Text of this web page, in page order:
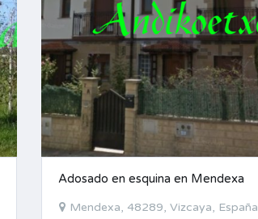
Adosado en esquina en Mendexa
Mendexa, 48289, Vizcaya, España